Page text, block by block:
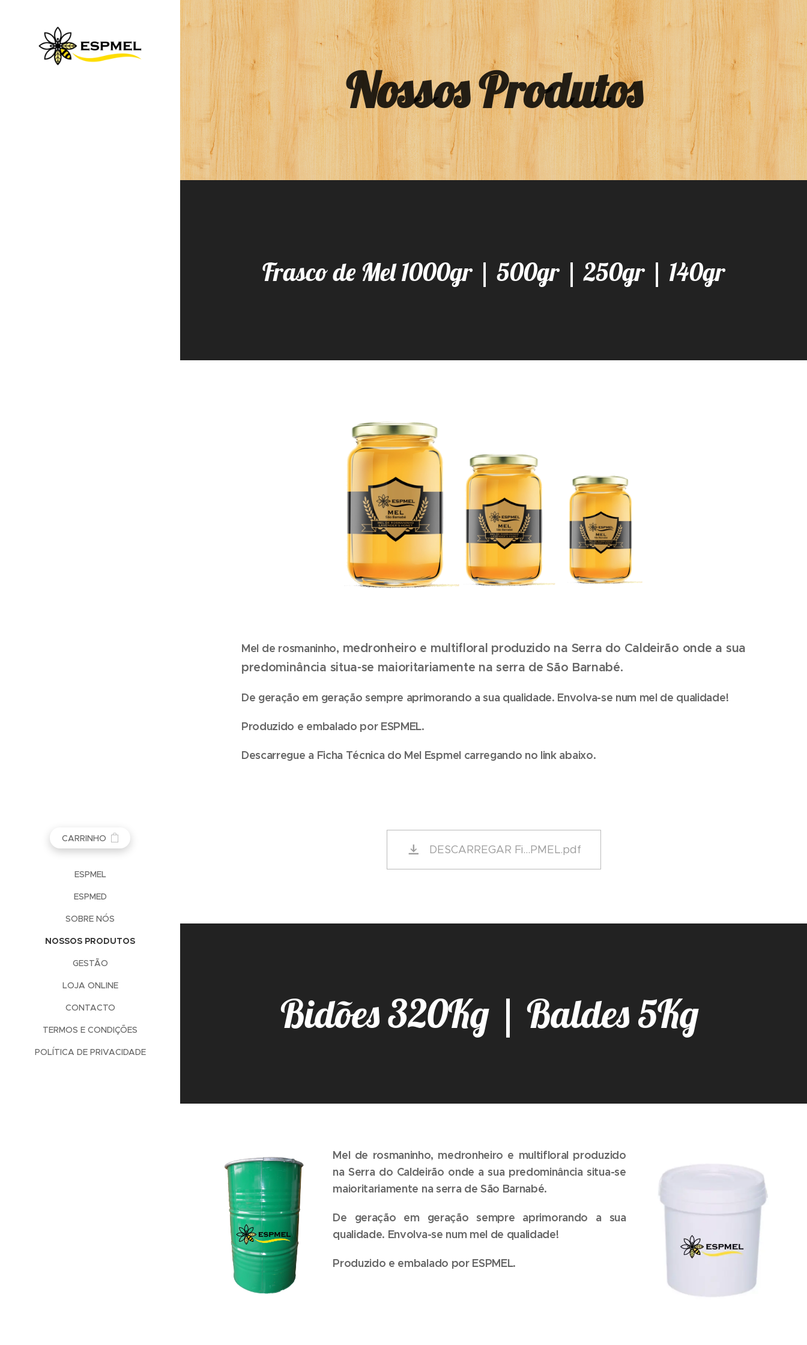
CARRINHO
ESPMEL
ESPMED
SOBRE NÓS
NOSSOS PRODUTOS
GESTÃO
LOJA ONLINE
CONTACTO
TERMOS E CONDIÇÕES
POLÍTICA DE PRIVACIDADE
Nossos Produtos
Frasco de Mel 1000gr | 500gr | 250gr | 140gr
Mel de rosmaninho, medronheiro e multifloral produzido na Serra do Caldeirão onde a sua
predominância situa-se maioritariamente na serra de São Barnabé.
De geração em geração sempre aprimorando a sua qualidade. Envolva-se num mel de qualidade!
Produzido e embalado por ESPMEL.
Descarregue a Ficha Técnica do Mel Espmel carregando no link abaixo.
DESCARREGAR Fi...PMEL.pdf
Bidões 320Kg | Baldes 5Kg
Mel de rosmaninho, medronheiro e multifloral produzido
na Serra do Caldeirão onde a sua predominância situa-se
maioritariamente na serra de São Barnabé.
De geração em geração sempre aprimorando a sua
qualidade. Envolva-se num mel de qualidade!
Produzido e embalado por ESPMEL.